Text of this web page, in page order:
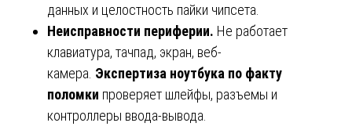
данных и целостность пайки чипсета.
Неисправности периферии. Не работает
клавиатура, тачпад, экран, веб-
камера. Экспертиза ноутбука по факту
поломки проверяет шлейфы, разъемы и
контроллеры ввода-вывода.